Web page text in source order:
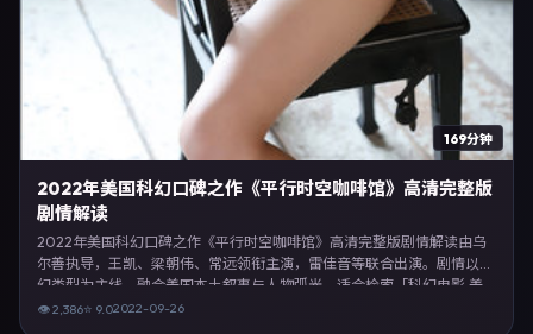
169分钟
2022年美国科幻口碑之作《平行时空咖啡馆》高清完整版
剧情解读
2022年美国科幻口碑之作《平行时空咖啡馆》高清完整版剧情解读由乌
尔善执导，王凯、梁朝伟、常远领衔主演，雷佳音等联合出演。剧情以科
幻类型为主线，融合美国本土叙事与人物弧光，适合检索「科幻电影 美
国 乌尔善 王凯」等关键词的观众。2022年9月26日起在北美地区网络平
👁2,386⭐ 9.02022-09-26